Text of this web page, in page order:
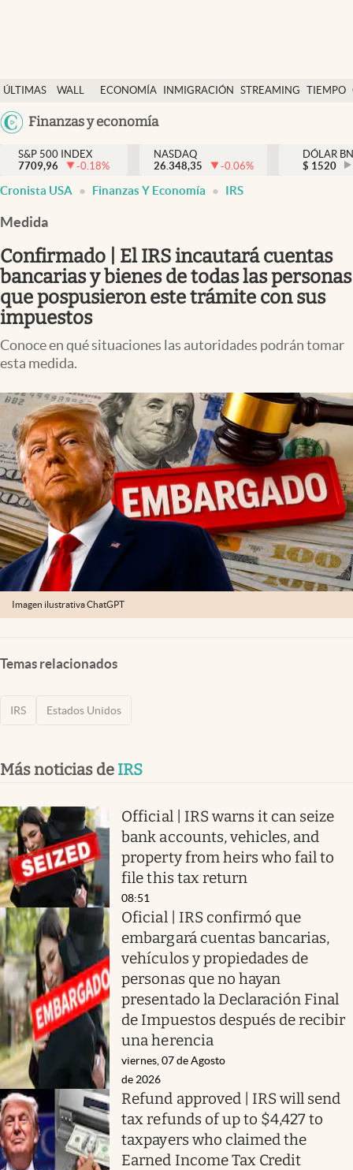
ÚLTIMAS
NOTICIAS
WALL
DÓLAR
ECONOMÍA INMIGRACIÓN STREAMING TIEMPO
México
Finanzas y economía
Finanzas y economía
Wall Street y dólar
Inmigración
Espiritual
Streaming
PC y mobile
Lifestyle
USA
S&P 500 INDEX
7709,96
-0.18%
NASDAQ
26.348,35
-0.06%
DÓLAR
$ 1520
Cronista USA Finanzas Y Economía IRS
Medida
Confirmado | El IRS incautará cuentas
bancarias y bienes de todas las personas
que pospusieron este trámite con sus
impuestos
Conoce en qué situaciones las autoridades podrán tomar
esta medida.
Imagen ilustrativa ChatGPT
Temas relacionados
IRS Estados Unidos
Más noticias de IRS
Official | IRS warns it can seize
bank accounts, vehicles, and
property from heirs who fail to
file this tax return
08:51
Oficial | IRS confirmó que
embargará cuentas bancarias,
vehículos y propiedades de
personas que no hayan
presentado la Declaración Final
de Impuestos después de recibir
una herencia
viernes, 07 de Agosto
de 2026
Refund approved | IRS will send
tax refunds of up to $4,427 to
taxpayers who claimed the
Earned Income Tax Credit